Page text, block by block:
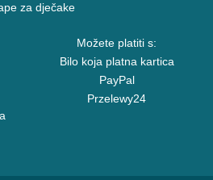
za dječake
Možete platiti s:
Bilo koja platna kartica
PayPal
Przelewy24